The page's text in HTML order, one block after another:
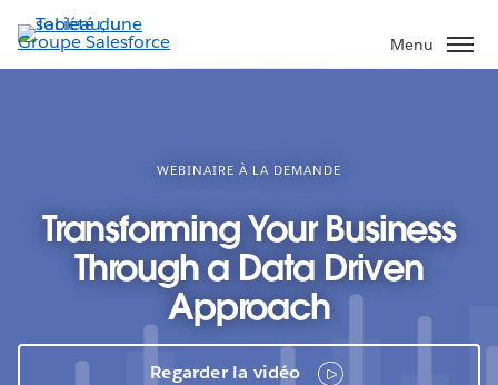
Aller
au
contenu
Menu
WEBINAIRE À LA DEMANDE
Transforming Your Business
Through a Data Driven
Approach
Regarder la vidéo